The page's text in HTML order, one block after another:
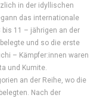
in der idyllischen
das internationale
bis 11 – jährigen an der
und so die erste
– Kämpfer:innen waren
und Kumite.
an der Reihe, wo die
Nach der